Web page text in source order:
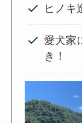
ヒノキ
愛犬家
き！